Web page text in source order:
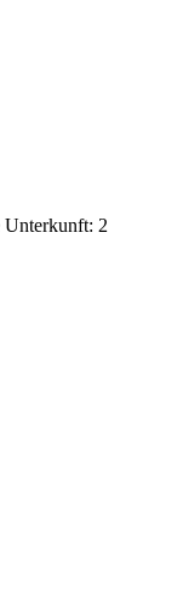
Unterkunft: 2